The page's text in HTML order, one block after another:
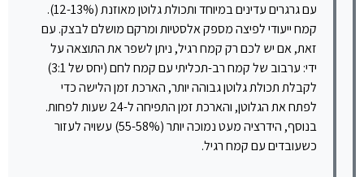
עם גרגרים עדינים במיוחד ותכולת גלוטן מאוזנת (12-13%).
קמח ייעודי לפיצה מספק אלסטיות ומרקם מושלם לבצק. עם
זאת, אם יש לכם רק קמח רגיל, ניתן לשפר את התוצאה על
ידי: ערבוב של קמח רב-תכליתי עם קמח לחם (יחס של 3:1)
לקבלת תכולת גלוטן גבוהה יותר, הארכת זמן הלישה כדי
לפתח את הגלוטן, והארכת זמן התפיחה ל-24 שעות לפחות.
בנוסף, הידרציה מעט נמוכה יותר (55-58%) עשויה לעזור
כשעובדים עם קמח רגיל.